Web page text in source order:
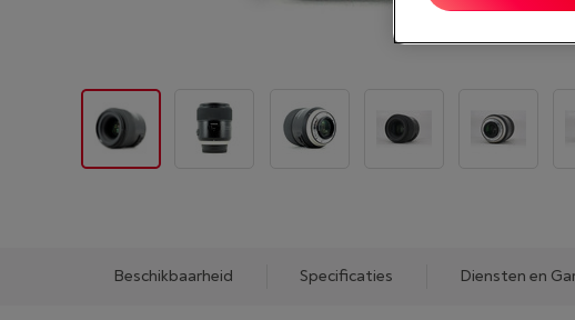
Beschikbaarheid Specificaties Diensten en